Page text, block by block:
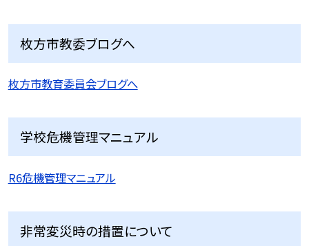
枚方市教委ブログへ
枚方市教育委員会ブログへ
学校危機管理マニュアル
R6危機管理マニュアル
非常変災時の措置について